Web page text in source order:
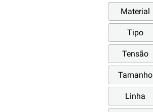
Material
Tipo
Tensão
Tamanho
Linha